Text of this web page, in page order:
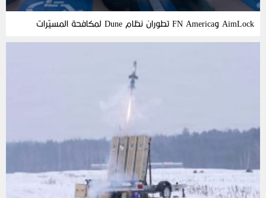
AimLock وFN America تطوران نظام Dune لمكافحة المسيّرات